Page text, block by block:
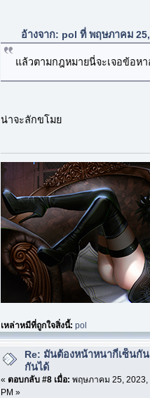
อ้างจาก: pol ที่ พฤษภาคม
แล้วตามกฎหมายนี่จะเจอข้อหา
น่าจะลักขโมย
เหล่าหมีที่ถูกใจสิ่งนี้:pol
Re: มันต้องหน้าหนากี่เซ็นกั
กันได้
« ตอบกลับ #8 เมื่อ: พฤษภาคม 25, 2023,
PM »